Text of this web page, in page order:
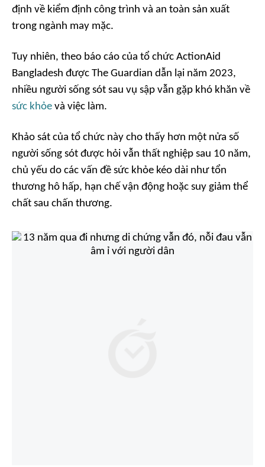
định về kiểm định công trình và an toàn sản xuất
trong ngành may mặc.
Tuy nhiên, theo báo cáo của tổ chức ActionAid
Bangladesh được The Guardian dẫn lại năm 2023,
nhiều người sống sót sau vụ sập vẫn gặp khó khăn về
sức khỏe và việc làm.
Khảo sát của tổ chức này cho thấy hơn một nửa số
người sống sót được hỏi vẫn thất nghiệp sau 10 năm,
chủ yếu do các vấn đề sức khỏe kéo dài như tổn
thương hô hấp, hạn chế vận động hoặc suy giảm thể
chất sau chấn thương.